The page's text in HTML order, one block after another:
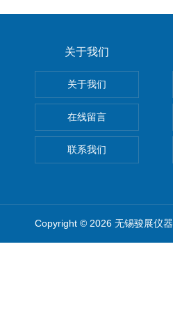
关于我们
关于我们
在线留言
联系我们
Copyright © 2026 无锡骏展仪